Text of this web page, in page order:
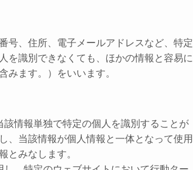
号、住所、電子メールアドレスなど、特定
を識別できなくても、ほかの情報と容易に
ます。）をいいます。
情報単独で特定の個人を識別することが
、当該情報が個人情報と一体となって使用
みなします。